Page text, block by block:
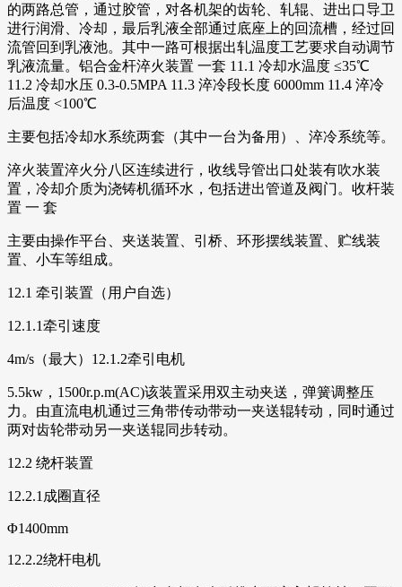
的两路总管，通过胶管，对各机架的齿轮、轧辊、进出口导卫
进行润滑、冷却，最后乳液全部通过底座上的回流槽，经过回
流管回到乳液池。其中一路可根据出轧温度工艺要求自动调节
乳液流量。铝合金杆淬火装置 一套 11.1 冷却水温度 ≤35℃
11.2 冷却水压 0.3-0.5MPA 11.3 淬冷段长度 6000mm 11.4 淬冷
后温度 <100℃
主要包括冷却水系统两套（其中一台为备用）、淬冷系统等。
淬火装置淬火分八区连续进行，收线导管出口处装有吹水装
置，冷却介质为浇铸机循环水，包括进出管道及阀门。收杆装
置 一 套
主要由操作平台、夹送装置、引桥、环形摆线装置、贮线装
置、小车等组成。
12.1 牵引装置（用户自选）
12.1.1牵引速度
4m/s（最大）12.1.2牵引电机
5.5kw，1500r.p.m(AC)该装置采用双主动夹送，弹簧调整压
力。由直流电机通过三角带传动带动一夹送辊转动，同时通过
两对齿轮带动另一夹送辊同步转动。
12.2 绕杆装置
12.2.1成圈直径
Φ1400mm
12.2.2绕杆电机